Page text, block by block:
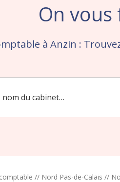
On
à Anzin :
// Nord Pas-de-Calais //